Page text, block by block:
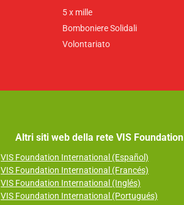
5 x mille
Bomboniere Solidali
Volontariato
Altri siti web della rete VIS Foundation
VIS Foundation International (Español)
VIS Foundation International (Francés)
VIS Foundation International (Inglés)
VIS Foundation International (Portugués)